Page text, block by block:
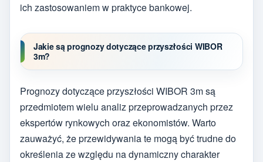
ich zastosowaniem w praktyce bankowej.
Jakie są prognozy dotyczące przyszłości WIBOR
3m?
Prognozy dotyczące przyszłości WIBOR 3m są
przedmiotem wielu analiz przeprowadzanych przez
ekspertów rynkowych oraz ekonomistów. Warto
zauważyć, że przewidywania te mogą być trudne do
określenia ze względu na dynamiczny charakter